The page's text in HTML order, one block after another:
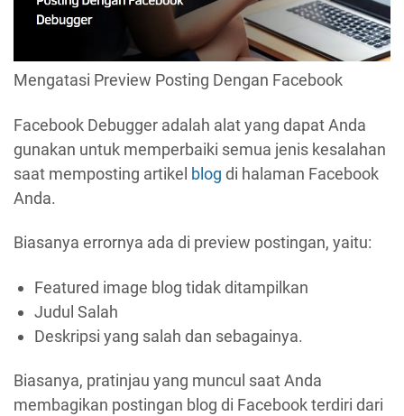
Mengatasi Preview Posting Dengan Facebook
Facebook Debugger adalah alat yang dapat Anda
gunakan untuk memperbaiki semua jenis kesalahan
saat memposting artikel blog di halaman Facebook
Anda.
Biasanya errornya ada di preview postingan, yaitu:
Featured image blog tidak ditampilkan
Judul Salah
Deskripsi yang salah dan sebagainya.
Biasanya, pratinjau yang muncul saat Anda
membagikan postingan blog di Facebook terdiri dari